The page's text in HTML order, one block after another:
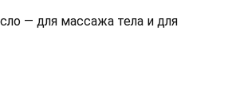
— для массажа тела и для